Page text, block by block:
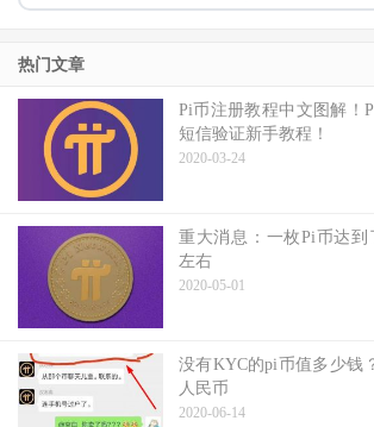
热门文章
Pi币注册教程中文图解！
短信验证新手教程！
2020-03-24
重大消息：一枚Pi币达到
左右
2020-05-01
没有KYC的pi币值多少钱
人民币
2020-06-14